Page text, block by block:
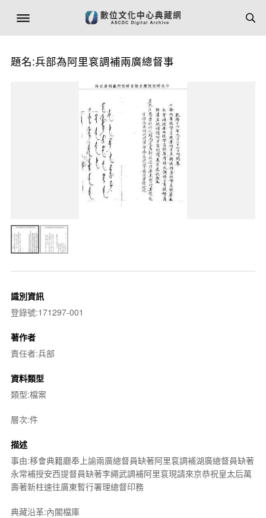
題名:兵部為阿里袞調補兩廣總督事
識別資訊
登錄號:171297-001
著作者
責任者:兵部
資料類型
類型:檔案
層次:件
描述
事由:移會典籍廳奉上諭兩廣總督員缺著阿里袞調補湖廣總督員缺著
永常補授安西提督員缺著李繩武調補阿里袞現請來京恭祝皇太后萬
壽著新柱速往廣東暫行署理總督印務
典藏沿革:內閣檔庫